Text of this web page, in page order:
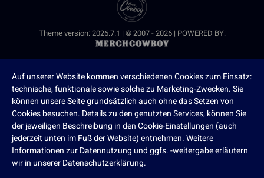
Theme version: 2026.7.1 | © 2007 - 2026 | POWERED BY:
Auf unserer Website kommen verschiedenen Cookies zum Einsatz:
technische, funktionale sowie solche zu Marketing-Zwecken. Sie
können unsere Seite grundsätzlich auch ohne das Setzen von
Cookies besuchen. Details zu den genutzten Services, können Sie
der jeweiligen Beschreibung in den Cookie-Einstellungen (auch
jederzeit unten im Fuß der Website) entnehmen. Weitere
Informationen zur Datennutzung und ggfs. -weitergabe erläutern
wir in unserer Datenschutzerklärung.